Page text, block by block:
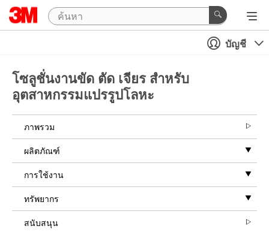
บัญชี
โซลูชั่นงานขัด ตัด เจียร สำหรับ
อุตสาหกรรมแปรรูปโลหะ
ภาพรวม
ผลิตภัณฑ์
การใช้งาน
ทรัพยากร
สนับสนุน